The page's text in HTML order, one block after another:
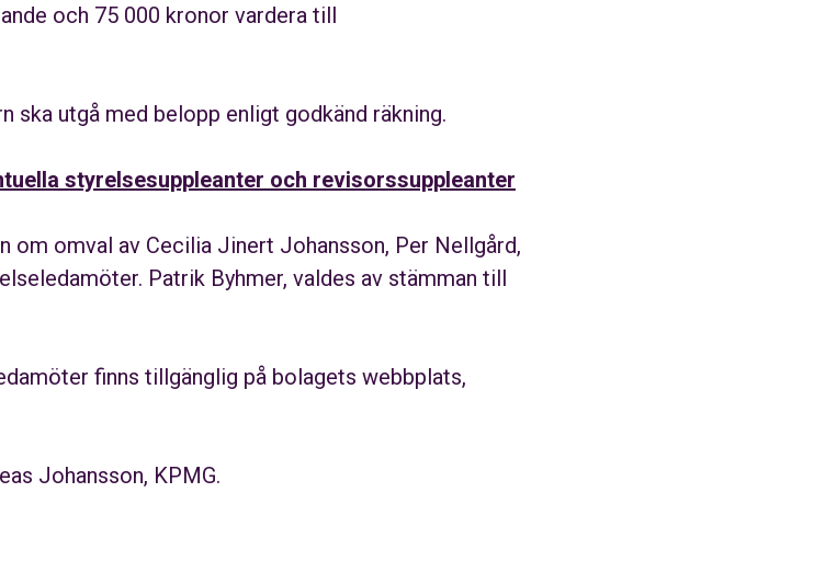
och 75 000 kronor vardera till
ska utgå med belopp enligt godkänd räkning.
styrelsesuppleanter och revisorssuppleanter
omval av Cecilia Jinert Johansson, Per Nellgård,
Patrik Byhmer, valdes av stämman till
finns tillgänglig på bolagets webbplats,
Johansson, KPMG.